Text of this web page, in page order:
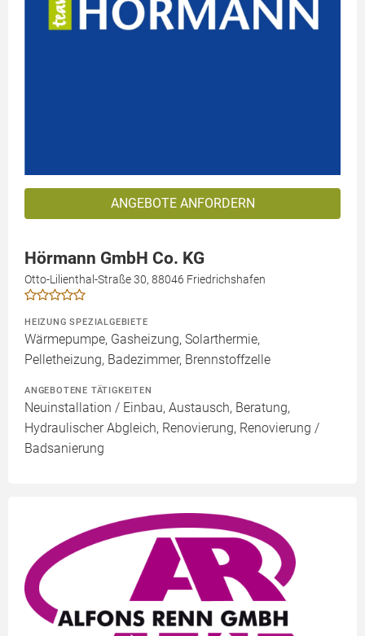
ANGEBOTE ANFORDERN
Hörmann GmbH Co. KG
Otto-Lilienthal-Straße 30, 88046 Friedrichshafen
HEIZUNG SPEZIALGEBIETE
Wärmepumpe, Gasheizung, Solarthermie,
Pelletheizung, Badezimmer, Brennstoffzelle
ANGEBOTENE TÄTIGKEITEN
Neuinstallation / Einbau, Austausch, Beratung,
Hydraulischer Abgleich, Renovierung, Renovierung /
Badsanierung